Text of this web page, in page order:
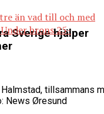
Sverige hjälper
tillsammans
News Øresund
än vad till och med
brons 25-